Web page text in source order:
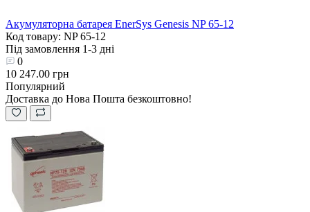
Акумуляторна батарея EnerSys Genesis NP 65-12
Код товару: NP 65-12
Під замовлення 1-3 дні
0
10 247.00 грн
Популярний
Доставка до Нова Пошта безкоштовно!